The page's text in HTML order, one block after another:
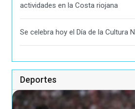
actividades en la Costa riojana
Se celebra hoy el Día de la Cultura
Deportes